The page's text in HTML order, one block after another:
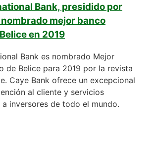
Bank, presidido por
mejor banco
en 2019
Bank es nombrado Mejor
de Belice para 2019 por la revista
Caye Bank ofrece un excepcional
al cliente y servicios
inversores de todo el mundo.